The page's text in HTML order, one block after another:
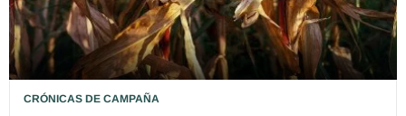
CRÓNICAS DE CAMPAÑA